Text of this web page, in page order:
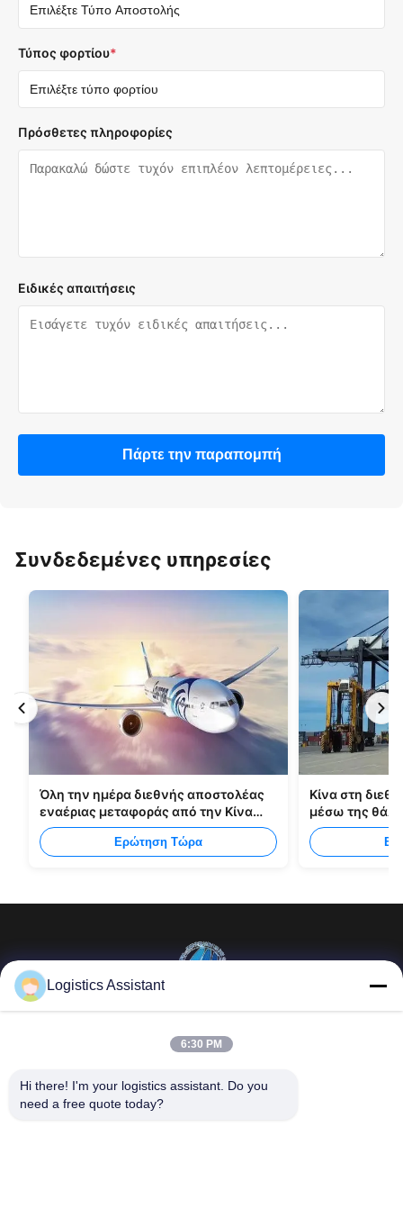
Τύπος φορτίου*
Πρόσθετες πληροφορίες
Ειδικές απαιτήσεις
Πάρτε την παραπομπή
Συνδεδεμένες υπηρεσίες
Όλη την ημέρα διεθνής αποστολέας
εναέριας μεταφοράς από την Κίνα
στη Μανίλα
Ερώτηση Τώρα
Κίνα στη
μέσω της
Επέλεξέ μας και δε θα μας ξεχάσεις ποτέ.
σύνδεσμοι
Logistics Assistant
6:30 PM
Hi there! I'm your logistics assistant. Do you
need a free quote today?